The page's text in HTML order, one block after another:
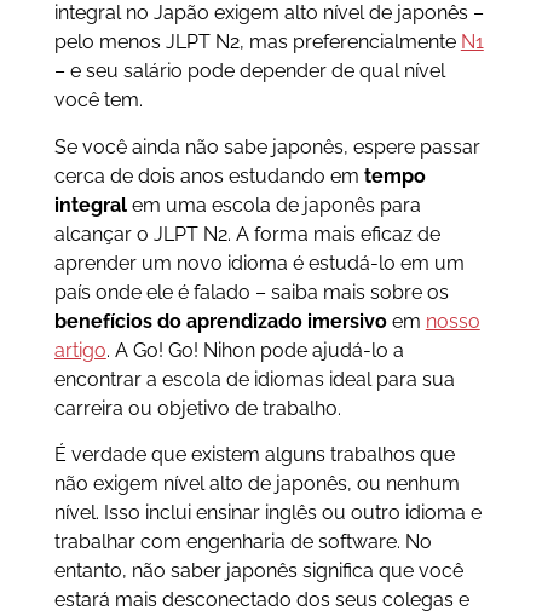
integral no Japão exigem alto nível de japonês –
pelo menos JLPT N2, mas preferencialmente N1
– e seu salário pode depender de qual nível
você tem.
Se você ainda não sabe japonês, espere passar
cerca de dois anos estudando em tempo
integralem uma escola de japonês para
alcançar o JLPT N2. A forma mais eficaz de
aprender um novo idioma é estudá-lo em um
país onde ele é falado – saiba mais sobre os
benefícios do aprendizado imersivo em nosso
artigo. A Go! Go! Nihon pode ajudá-lo a
encontrar a escola de idiomas ideal para sua
carreira ou objetivo de trabalho.
É verdade que existem alguns trabalhos que
não exigem nível alto de japonês, ou nenhum
nível. Isso inclui ensinar inglês ou outro idioma e
trabalhar com engenharia de software. No
entanto, não saber japonês significa que você
estará mais desconectado dos seus colegas e